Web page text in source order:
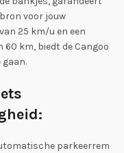
voor jouw
25 km/u en een
km, biedt de Cangoo
gaan.
parkeerrem